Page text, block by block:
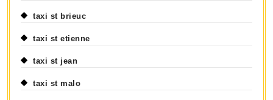
taxi st brieuc
taxi st etienne
taxi st jean
taxi st malo